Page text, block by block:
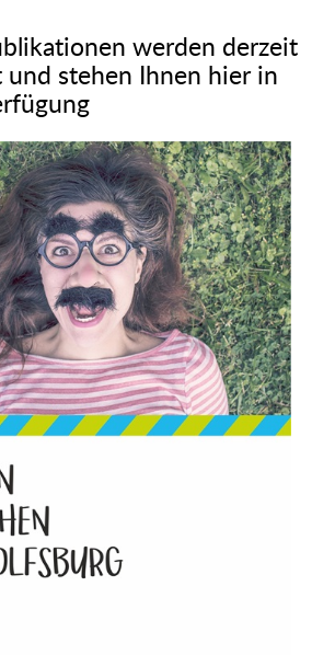
werden derzeit
und stehen Ihnen hier in